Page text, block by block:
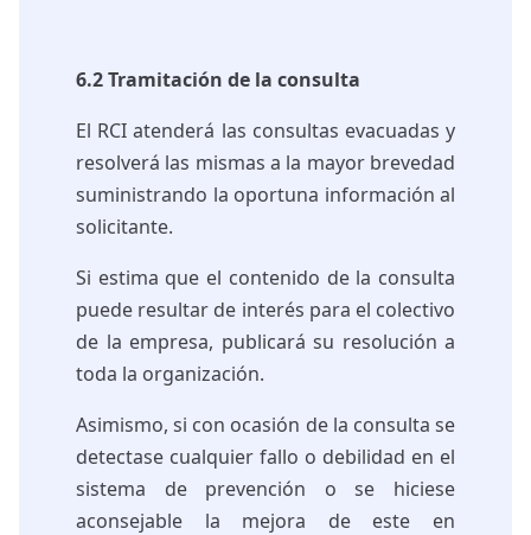
6.2 Tramitación de la consulta
El RCI atenderá las consultas evacuadas y
resolverá las mismas a la mayor brevedad
suministrando la oportuna información al
solicitante.
Si estima que el contenido de la consulta
puede resultar de interés para el colectivo
de la empresa, publicará su resolución a
toda la organización.
Asimismo, si con ocasión de la consulta se
detectase cualquier fallo o debilidad en el
sistema de prevención o se hiciese
aconsejable la mejora de este en